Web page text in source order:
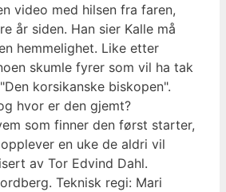
video med hilsen fra faren,
år siden. Han sier Kalle må
hemmelighet. Like etter
skumle fyrer som vil ha tak
korsikanske biskopen".
hvor er den gjemt?
som finner den først starter,
en uke de aldri vil
av Tor Edvind Dahl.
Teknisk regi: Mari